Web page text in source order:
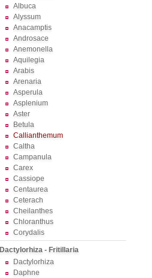
Albuca
Alyssum
Anacamptis
Androsace
Anemonella
Aquilegia
Arabis
Arenaria
Asperula
Asplenium
Aster
Betula
Callianthemum
Caltha
Campanula
Carex
Cassiope
Centaurea
Ceterach
Cheilanthes
Chloranthus
Corydalis
Dactylorhiza - Fritillaria
Dactylorhiza
Daphne